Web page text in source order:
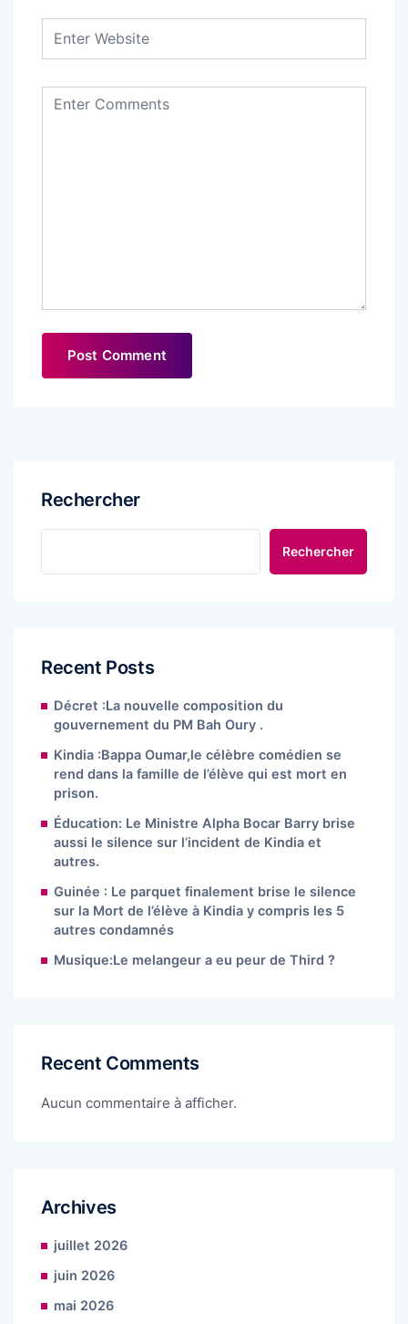
Rechercher
Rechercher
Recent Posts
Décret :La nouvelle composition du
gouvernement du PM Bah Oury .
Kindia :Bappa Oumar,le célèbre comédien se
rend dans la famille de l’élève qui est mort en
prison.
Éducation: Le Ministre Alpha Bocar Barry brise
aussi le silence sur l’incident de Kindia et
autres.
Guinée : Le parquet finalement brise le silence
sur la Mort de l’élève à Kindia y compris les 5
autres condamnés
Musique:Le melangeur a eu peur de Third ?
Recent Comments
Aucun commentaire à afficher.
Archives
juillet 2026
juin 2026
mai 2026